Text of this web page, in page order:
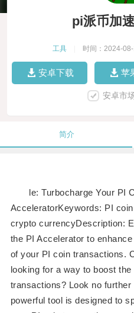
pi派币加
工具 时间：2024-
安卓下载 苹
安卓市
简介
le: Turbocharge Your PI
AcceleratorKeywords: PI
crypto currencyDescription:
the PI Accelerator to
of your PI coin transactions.
looking for a way to boost
transactions? Look no
powerful tool is designed to